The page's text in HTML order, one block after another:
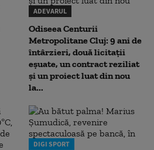
ADEVARUL
Odiseea Centurii
Metropolitane Cluj: 9 ani de
întârzieri, două licitații
eșuate, un contract reziliat
și un proiect luat din nou
la...
DIGI SPORT